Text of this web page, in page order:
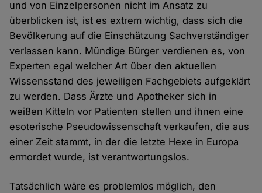
und von Einzelpersonen nicht im Ansatz zu
überblicken ist, ist es extrem wichtig, dass sich die
Bevölkerung auf die Einschätzung Sachverständiger
verlassen kann. Mündige Bürger verdienen es, von
Experten egal welcher Art über den aktuellen
Wissensstand des jeweiligen Fachgebiets aufgeklärt
zu werden. Dass Ärzte und Apotheker sich in
weißen Kitteln vor Patienten stellen und ihnen eine
esoterische Pseudowissenschaft verkaufen, die aus
einer Zeit stammt, in der die letzte Hexe in Europa
ermordet wurde, ist verantwortungslos.
Tatsächlich wäre es problemlos möglich, den